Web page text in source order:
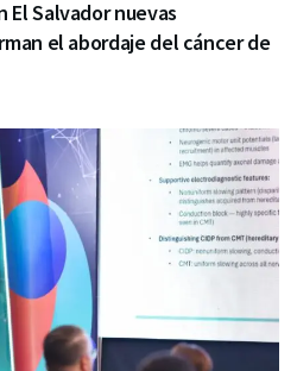
Salvador nuevas
el abordaje del cáncer de